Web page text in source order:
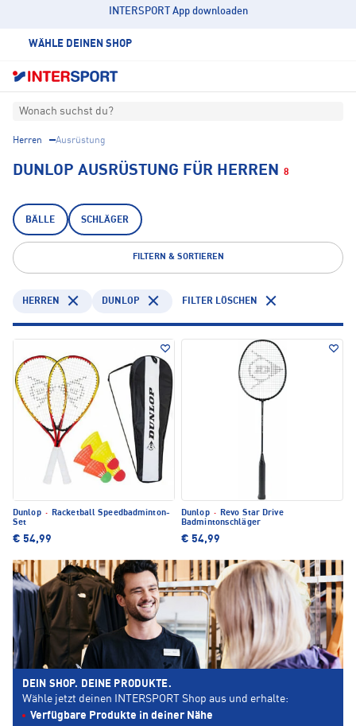
INTERSPORT App downloaden
WÄHLE DEINEN SHOP
Wonach suchst du?
Herren Ausrüstung
DUNLOP AUSRÜSTUNG FÜR HERREN 8
BÄLLE SCHLÄGER
FILTERN & SORTIEREN
HERREN DUNLOP FILTER LÖSCHEN
Dunlop ·
Racketball Speedbadminton-
Set
€ 54,99
Dunlop ·
Revo Star Drive
Badmintonschläger
€ 54,99
DEIN SHOP. DEINE PRODUKTE.
Wähle jetzt deinen INTERSPORT Shop aus und erhalte:
Verfügbare Produkte in deiner Nähe